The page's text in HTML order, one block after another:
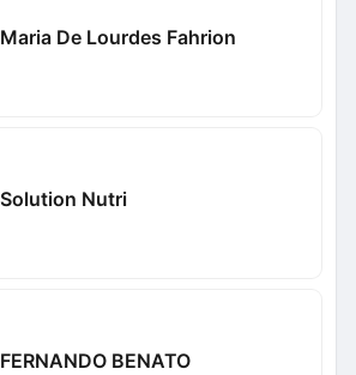
Maria De Lourdes Fahrion
Solution Nutri
FERNANDO BENATO